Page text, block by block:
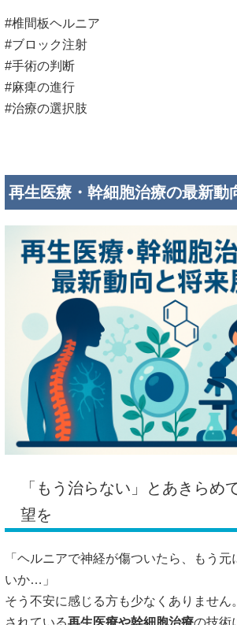
#椎間板ヘルニア
#ブロック注射
#手術の判断
#麻痺の進行
#治療の選択肢
再生医療・幹細胞治療の最新動
「もう治らない」とあきらめ
望を
「ヘルニアで神経が傷ついたら、もう
いか…」
そう不安に感じる方も少なくありません
されている再生医療や幹細胞治療の技術